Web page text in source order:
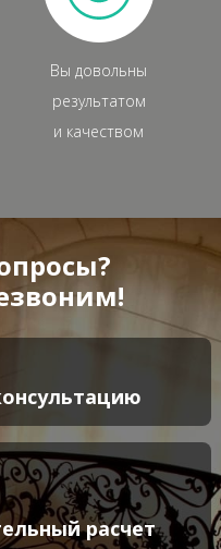
Вы довольны
результатом
и качеством
расчет